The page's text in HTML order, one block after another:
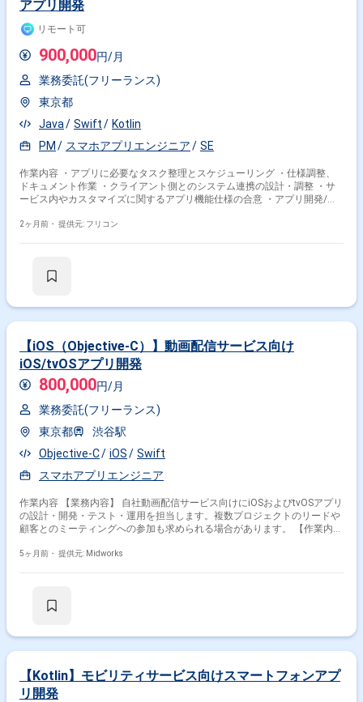
アプリ開発
リモート可
900,000円/月
業務委託(フリーランス)
東京都
Java
Swift
Kotlin
PM
スマホアプリエンジニア SE
作業内容 ・アプリに必要なタスク整理とスケジューリング ・仕様調整、
ドキュメント作業 ・クライアント側とのシステム連携の設計・調整 ・サ
ービス内やカスタマイズに関するアプリ機能仕様の合意 ・アプリ開発/リ
2ヶ月前・ 提供元: フリコン
【iOS（Objective-C）】動画配信サービス向け
iOS/tvOSアプリ開発
800,000円/月
業務委託(フリーランス)
東京都
渋谷駅
Objective-C
iOS
Swift
スマホアプリエンジニア
作業内容 【業務内容】 自社動画配信サービス向けにiOSおよびtvOSアプリ
の設計・開発・テスト・運用を担当します。複数プロジェクトのリードや
顧客とのミーティングへの参加も求められる場合があります。 【作業内
運用 ・複数プロジェクトのリード ・顧客とのミーティング同席（スキ
5ヶ月前・ 提供元: Midworks
【Kotlin】モビリティサービス向けスマートフォンアプ
リ開発